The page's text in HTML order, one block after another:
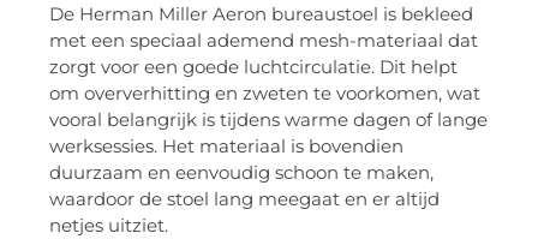
De Herman Miller Aeron bureaustoel is bekleed
met een speciaal ademend mesh-materiaal dat
zorgt voor een goede luchtcirculatie. Dit helpt
om oververhitting en zweten te voorkomen, wat
vooral belangrijk is tijdens warme dagen of lange
werksessies. Het materiaal is bovendien
duurzaam en eenvoudig schoon te maken,
waardoor de stoel lang meegaat en er altijd
netjes uitziet.